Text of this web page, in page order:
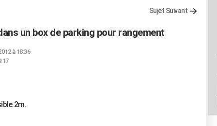
Sujet Suivant
un box de parking pour rangement
à 18:36
2m.